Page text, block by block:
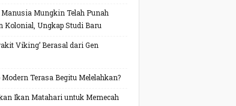
Mungkin Telah Punah
Kolonial, Ungkap Studi Baru
Viking’ Berasal dari Gen
Terasa Begitu Melelahkan?
Ikan Matahari untuk Memecah